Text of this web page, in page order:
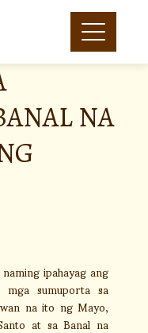
NA
ipahayag ang
sumuporta sa
na ito ng Mayo,
at sa Banal na